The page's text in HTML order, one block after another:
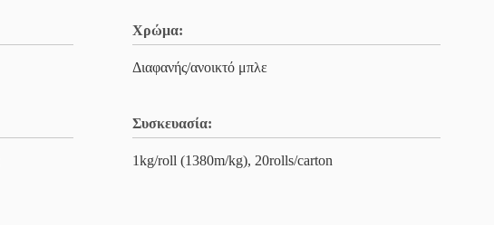
Χρώμα:
Διαφανής/ανοικτό μπλε
Συσκευασία:
1kg/roll (1380m/kg), 20rolls/carton